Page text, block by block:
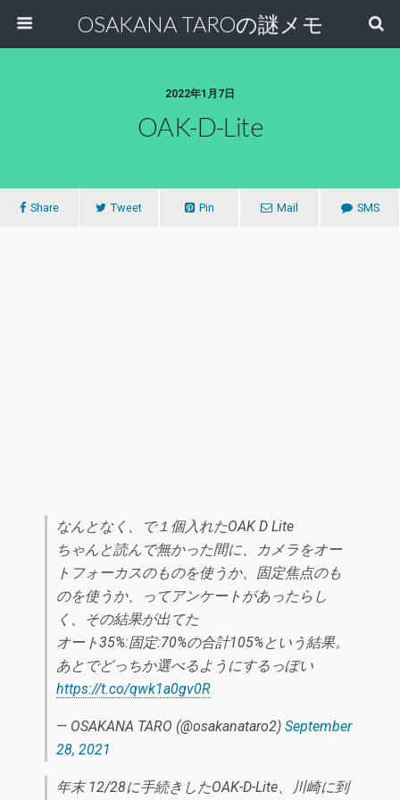
OSAKANA TAROの謎メモ
2022年1月7日
OAK-D-Lite
Share Tweet Pin Mail SMS
なんとなく、で１個入れたOAK D Lite
ちゃんと読んで無かった間に、カメラをオー
トフォーカスのものを使うか、固定焦点のも
のを使うか、ってアンケートがあったらし
く、その結果が出てた
オート35%:固定:70%の合計105%という結果。
あとでどっちか選べるようにするっぽい
https://t.co/qwk1a0gv0R
— OSAKANA TARO (@osakanataro2) September
28, 2021
年末 12/28に手続きしたOAK-D-Lite、川崎に到